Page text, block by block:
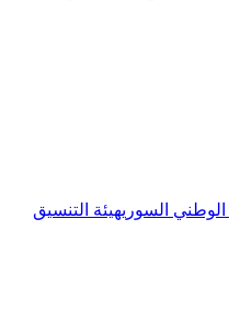
السوريهيئة التنسيق